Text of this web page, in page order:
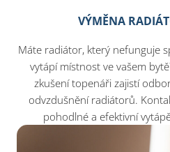
VÝMĚNA
Máte radiátor, který nefunguje
vytápí místnost ve vašem
zkušení topenáři zajistí
odvzdušnění radiátorů.
pohodlné a efektivní